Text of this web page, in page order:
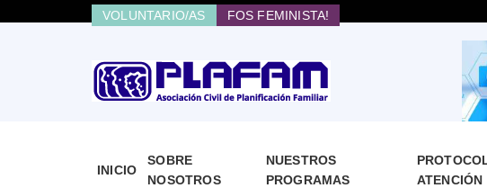
VOLUNTARIO/AS FOS FEMINISTA!
INICIO
SOBRE
NOSOTROS
NUESTROS
PROGRAMAS
ATENCIÓN